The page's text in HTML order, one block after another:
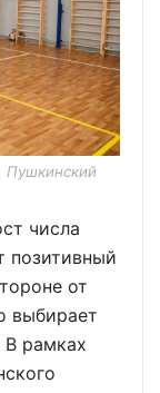
Пушкинский
числа
позитивный
от
выбирает
рамках